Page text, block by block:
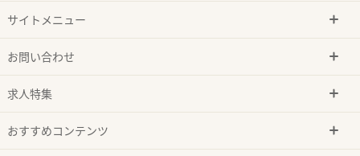
サイトメニュー
お問い合わせ
求人特集
おすすめコンテンツ